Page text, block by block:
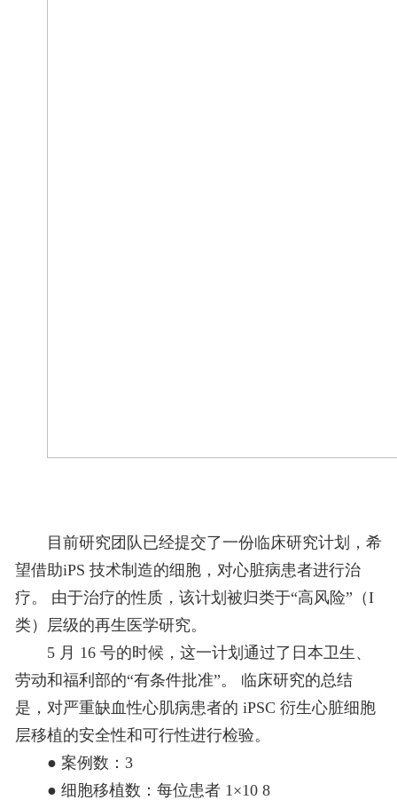
目前研究团队已经提交了一份临床研究计划，希
望借助iPS 技术制造的细胞，对心脏病患者进行治
疗。 由于治疗的性质，该计划被归类于“高风险”（I
类）层级的再生医学研究。
5 月 16 号的时候，这一计划通过了日本卫生、
劳动和福利部的“有条件批准”。 临床研究的总结
是，对严重缺血性心肌病患者的 iPSC 衍生心脏细胞
层移植的安全性和可行性进行检验。
● 案例数：3
● 细胞移植数：每位患者 1×10 8